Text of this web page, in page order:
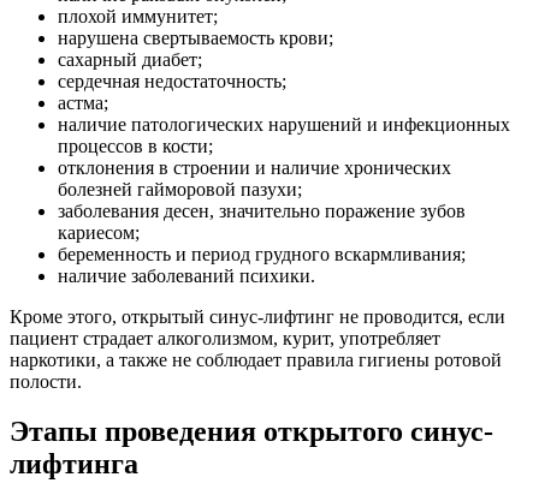
плохой иммунитет;
нарушена свертываемость крови;
сахарный диабет;
сердечная недостаточность;
астма;
наличие патологических нарушений и инфекционных
процессов в кости;
отклонения в строении и наличие хронических
болезней гайморовой пазухи;
заболевания десен, значительно поражение зубов
кариесом;
беременность и период грудного вскармливания;
наличие заболеваний психики.
Кроме этого, открытый синус-лифтинг не проводится, если
пациент страдает алкоголизмом, курит, употребляет
наркотики, а также не соблюдает правила гигиены ротовой
полости.
Этапы проведения открытого синус-
лифтинга